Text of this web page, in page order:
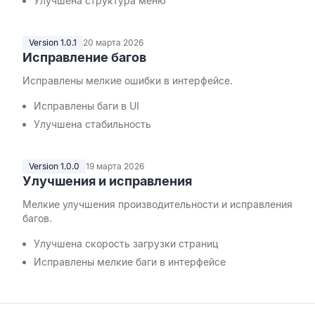
Version 1.0.1 20 марта 2026
Исправление багов
Исправлены мелкие ошибки в интерфейсе.
Исправлены баги в UI
Улучшена стабильность
Version 1.0.0 19 марта 2026
Улучшения и исправления
Мелкие улучшения производительности и исправления
багов.
Улучшена скорость загрузки страниц
Исправлены мелкие баги в интерфейсе